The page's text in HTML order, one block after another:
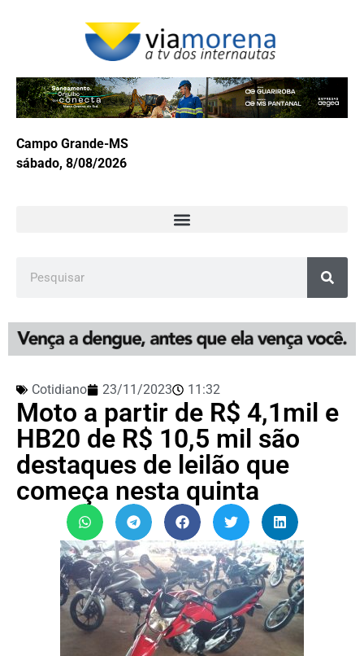
Campo Grande-MS
sábado, 8/08/2026
Cotidiano 23/11/2023 11:32
Moto a partir de R$ 4,1mil e
HB20 de R$ 10,5 mil são
destaques de leilão que
começa nesta quinta